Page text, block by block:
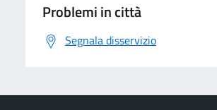
Problemi in città
Segnala disservizio